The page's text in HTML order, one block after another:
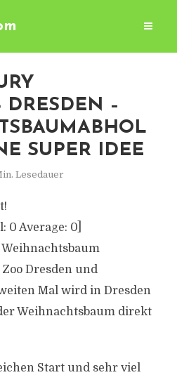
–
SUPER IDEE
Lesedauer
0 Average: 0]
Dresden und
Mal wird in Dresden
Weihnachtsbaum direkt
Start und sehr viel